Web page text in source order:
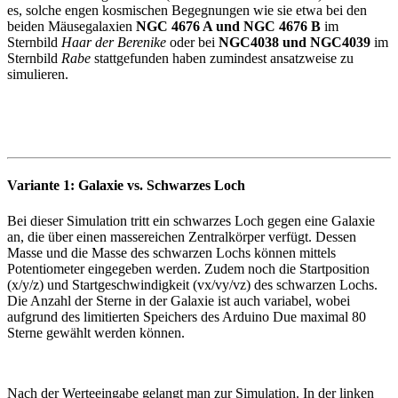
es, solche engen kosmischen Begegnungen wie sie etwa bei den
beiden Mäusegalaxien NGC 4676 A und NGC 4676 B im
Sternbild Haar der Berenike oder bei NGC4038 und NGC4039 im
Sternbild Rabe stattgefunden haben zumindest ansatzweise zu
simulieren.
Variante 1: Galaxie vs. Schwarzes Loch
Bei dieser Simulation tritt ein schwarzes Loch gegen eine Galaxie
an, die über einen massereichen Zentralkörper verfügt. Dessen
Masse und die Masse des schwarzen Lochs können mittels
Potentiometer eingegeben werden. Zudem noch die Startposition
(x/y/z) und Startgeschwindigkeit (vx/vy/vz) des schwarzen Lochs.
Die Anzahl der Sterne in der Galaxie ist auch variabel, wobei
aufgrund des limitierten Speichers des Arduino Due maximal 80
Sterne gewählt werden können.
Nach der Werteeingabe gelangt man zur Simulation. In der linken